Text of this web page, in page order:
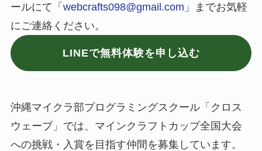
ールにて「 webcrafts098@gmail.com 」までお気軽
にご連絡ください。
LINEで無料体験を申し込む
沖縄マイクラ部プログラミングスクール「クロス
ウェーブ」では、マインクラフトカップ全国大会
への挑戦・入賞を目指す仲間を募集しています。